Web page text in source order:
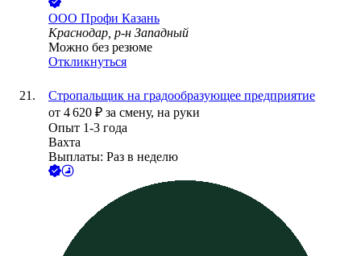
ООО Профи Казань
Краснодар, р-н Западный
Можно без резюме
Откликнуться
Стропальщик на градообразующее предприятие
от 4 620 ₽ за смену, на руки
Опыт 1-3 года
Вахта
Выплаты: Раз в неделю